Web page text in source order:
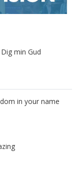
Dig min Gud
in your name